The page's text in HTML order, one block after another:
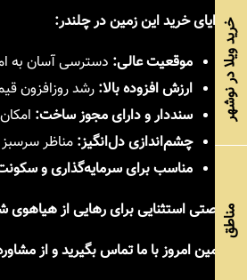
مزایای خرید این زمین در چلندر:
موقعیت عالی: دسترسی آسان به
ارزش افزوده بالا: رشد روزافزون
سنددار و دارای مجوز ساخت:
چشم‌اندازی دل‌انگیز: مناظر
مناسب برای سرمایه‌گذاری و
فرصتی استثنایی برای رهایی از
همین امروز با ما تماس بگیرید و از
خرید ویلا در نوشهر
مناطق